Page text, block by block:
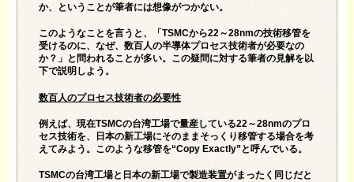
か、ということが筆者には想像がつかない。
このようなことを言うと、「TSMCから22～28nmの技術移管を
受けるのに、なぜ、数百人の半導体プロセス技術者が必要なの
か？」と問われることが多い。この疑問に対する筆者の見解を以
下で説明しよう。
数百人のプロセス技術者の必要性
例えば、現在TSMCの台湾工場で量産している22～28nmのプロ
セス技術を、日本の新工場にそのままそっくり移管する場合を考
えてみよう。このような移管を“Copy Exactly”と呼んでいる。
TSMCの台湾工場と日本の新工場で製造装置がまったく同じだと